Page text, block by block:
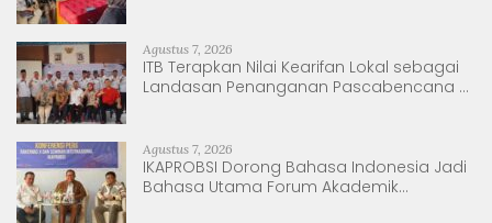
Agustus 7, 2026
ITB Terapkan Nilai Kearifan Lokal sebagai
Landasan Penanganan Pascabencana di
Agustus 7, 2026
IKAPROBSI Dorong Bahasa Indonesia Jadi
Bahasa Utama Forum Akademik